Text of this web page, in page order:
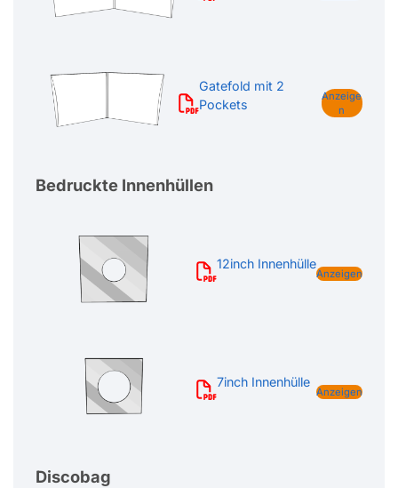
Gatefold mit 2
Pockets
Anzeige
n
Bedruckte Innenhüllen
12inch Innenhülle
Anzeigen
7inch Innenhülle
Anzeigen
Discobag